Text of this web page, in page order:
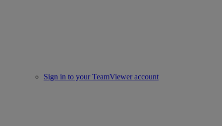
Sign in to your TeamViewer account